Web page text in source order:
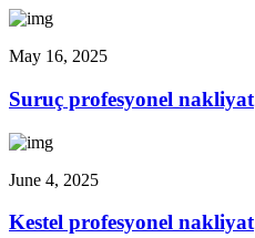
May 16, 2025
Suruç profesyonel nakliyat
June 4, 2025
Kestel profesyonel nakliyat